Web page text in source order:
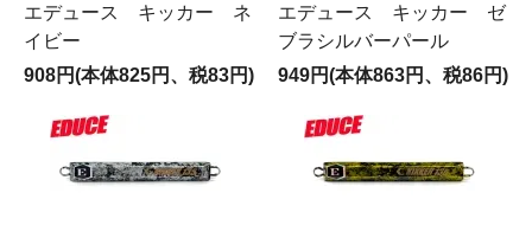
エデュース キッカー ネ
イビー
908円(本体825円、税83円)
エデュース キッカー ゼ
ブラシルバーパール
949円(本体863円、税86円)